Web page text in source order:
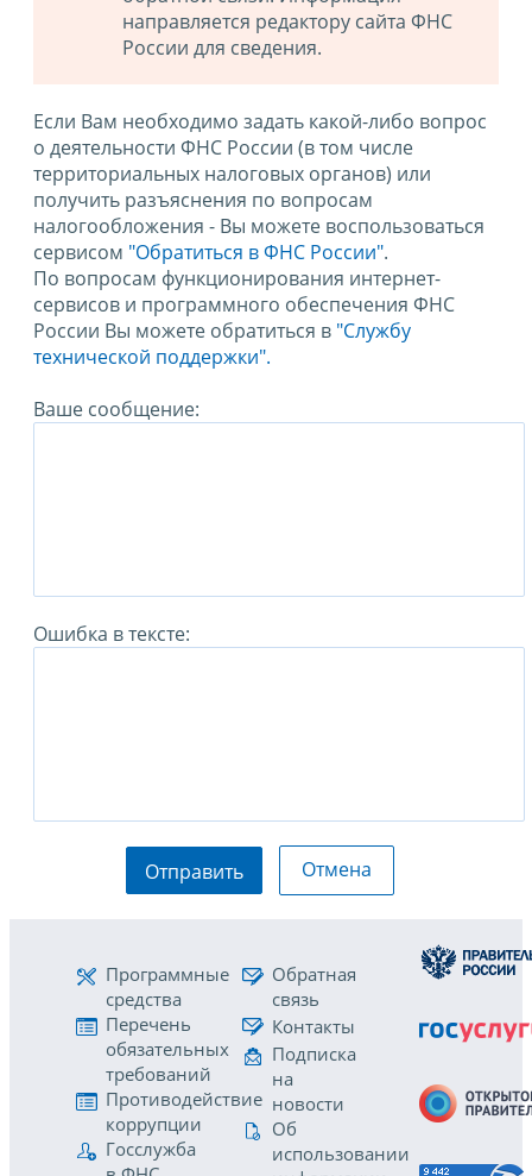
направляется редактору сайта ФНС
России для сведения.
Если Вам необходимо задать какой-либо вопрос
о деятельности ФНС России (в том числе
территориальных налоговых органов) или
получить разъяснения по вопросам
налогообложения - Вы можете воспользоваться
сервисом "Обратиться в ФНС России".
По вопросам функционирования интернет-
сервисов и программного обеспечения ФНС
России Вы можете обратиться в "Службу
технической поддержки".
Ваше сообщение:
Ошибка в тексте:
Отправить Отмена
Программные
средства
Перечень
обязательных
требований
Противодействие
коррупции
Госслужба
Обратная
связь
Контакты
Подписка
на
новости
Об
использовании